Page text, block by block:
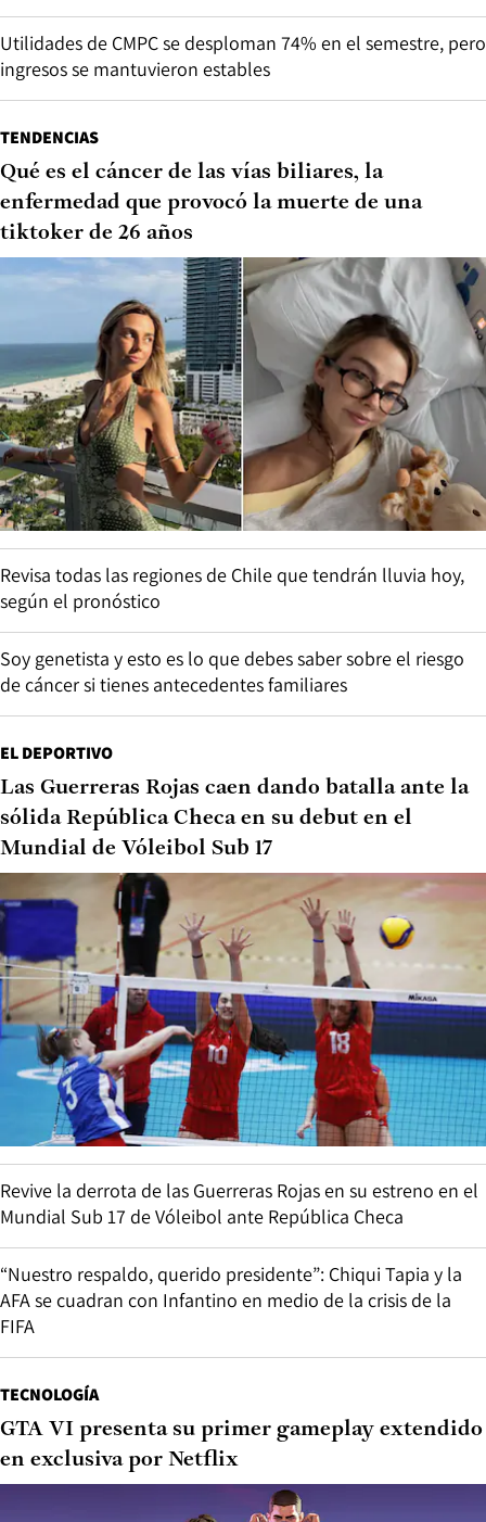
Utilidades de CMPC se desploman 74% en el semestre, pero
ingresos se mantuvieron estables
TENDENCIAS
Qué es el cáncer de las vías biliares, la
enfermedad que provocó la muerte de una
tiktoker de 26 años
Revisa todas las regiones de Chile que tendrán lluvia hoy,
según el pronóstico
Soy genetista y esto es lo que debes saber sobre el riesgo
de cáncer si tienes antecedentes familiares
EL DEPORTIVO
Las Guerreras Rojas caen dando batalla ante la
sólida República Checa en su debut en el
Mundial de Vóleibol Sub 17
Revive la derrota de las Guerreras Rojas en su estreno en el
Mundial Sub 17 de Vóleibol ante República Checa
“Nuestro respaldo, querido presidente”: Chiqui Tapia y la
AFA se cuadran con Infantino en medio de la crisis de la
FIFA
TECNOLOGÍA
GTA VI presenta su primer gameplay extendido
en exclusiva por Netflix